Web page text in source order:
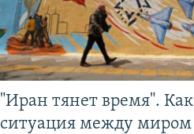
"Иран тянет время". Как
ситуация между миром